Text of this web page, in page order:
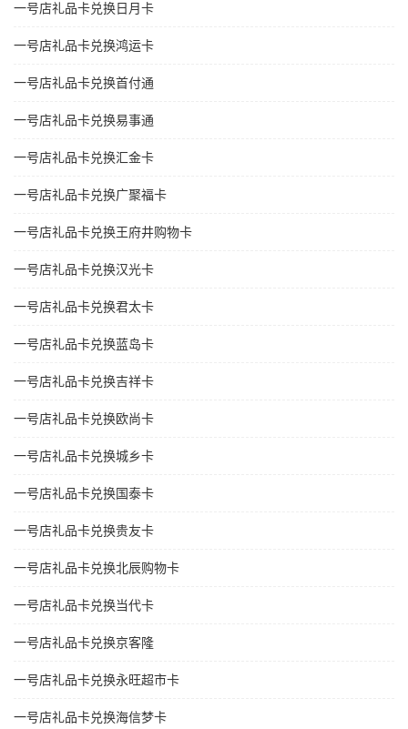
一号店礼品卡兑换日月卡
一号店礼品卡兑换鸿运卡
一号店礼品卡兑换首付通
一号店礼品卡兑换易事通
一号店礼品卡兑换汇金卡
一号店礼品卡兑换广聚福卡
一号店礼品卡兑换王府井购物卡
一号店礼品卡兑换汉光卡
一号店礼品卡兑换君太卡
一号店礼品卡兑换蓝岛卡
一号店礼品卡兑换吉祥卡
一号店礼品卡兑换欧尚卡
一号店礼品卡兑换城乡卡
一号店礼品卡兑换国泰卡
一号店礼品卡兑换贵友卡
一号店礼品卡兑换北辰购物卡
一号店礼品卡兑换当代卡
一号店礼品卡兑换京客隆
一号店礼品卡兑换永旺超市卡
一号店礼品卡兑换海信梦卡